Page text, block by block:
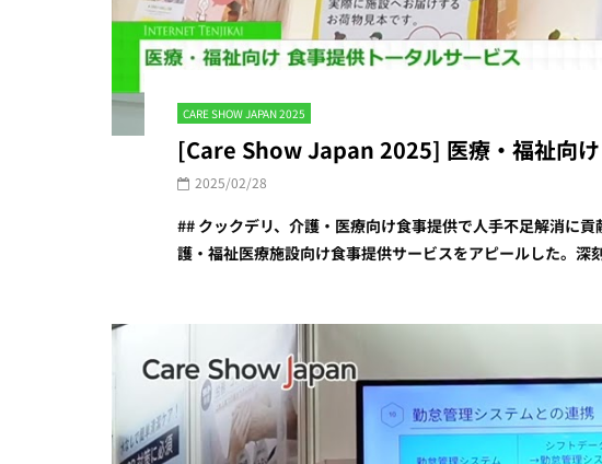
CARE SHOW JAPAN 2025
[Care Show Japan 2025] 医療・福祉向
2025/02/28
## クックデリ、介護・医療向け食事提供で人手不足解消に
護・福祉医療施設向け食事提供サービスをアピールした。